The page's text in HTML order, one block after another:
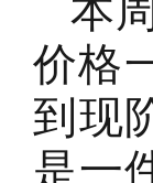
价格
到现
是一